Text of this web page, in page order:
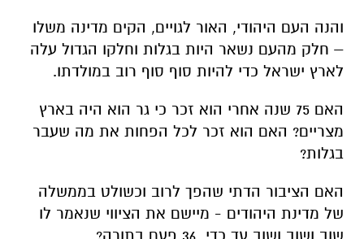
והנה העם היהודי, האור לגויים, הקים מדינה משלו
– חלק מהעם נשאר היות בגלות וחלקו הגדול עלה
לארץ ישראל כדי להיות סוף סוף רוב במולדתו.
האם 75 שנה אחרי הוא זכר כי גר הוא היה בארץ
מצריים? האם הוא זכר לכל הפחות את מה שעבר
בגלות?
האם הציבור הדתי שהפך לרוב וכשולט בממשלה
של מדינת היהודים - מיישם את הציווי שנאמר לו
שוב ושוב ושוב עד כדי 36 פעם בתורה?